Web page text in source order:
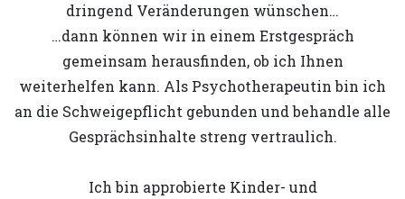
dringend Veränderungen wünschen…
…dann können wir in einem Erstgespräch
gemeinsam herausfinden, ob ich Ihnen
weiterhelfen kann. Als Psychotherapeutin bin ich
an die Schweigepflicht gebunden und behandle alle
Gesprächsinhalte streng vertraulich.
Ich bin approbierte Kinder- und